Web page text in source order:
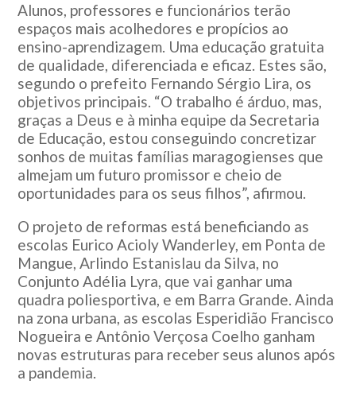
Alunos, professores e funcionários terão
espaços mais acolhedores e propícios ao
ensino-aprendizagem. Uma educação gratuita
de qualidade, diferenciada e eficaz. Estes são,
segundo o prefeito Fernando Sérgio Lira, os
objetivos principais. “O trabalho é árduo, mas,
graças a Deus e à minha equipe da Secretaria
de Educação, estou conseguindo concretizar
sonhos de muitas famílias maragogienses que
almejam um futuro promissor e cheio de
oportunidades para os seus filhos”, afirmou.
O projeto de reformas está beneficiando as
escolas Eurico Acioly Wanderley, em Ponta de
Mangue, Arlindo Estanislau da Silva, no
Conjunto Adélia Lyra, que vai ganhar uma
quadra poliesportiva, e em Barra Grande. Ainda
na zona urbana, as escolas Esperidião Francisco
Nogueira e Antônio Verçosa Coelho ganham
novas estruturas para receber seus alunos após
a pandemia.